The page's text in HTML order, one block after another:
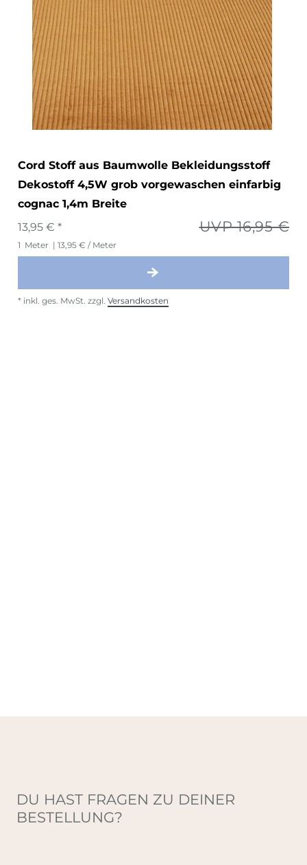
Cord Stoff aus Baumwolle Bekleidungsstoff
Dekostoff 4,5W grob vorgewaschen einfarbig
cognac 1,4m Breite
UVP 16,95 €
13,95 € *
1 Meter | 13,95 € / Meter
* inkl. ges. MwSt. zzgl. Versandkosten
DU HAST FRAGEN ZU DEINER
BESTELLUNG?